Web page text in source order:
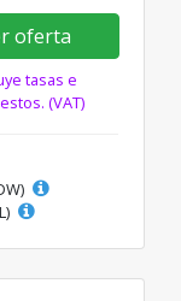
oferta
tasas e
(VAT)